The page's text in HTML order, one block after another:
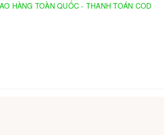
HÀNG TOÀN QUỐC - THANH TOÁN COD